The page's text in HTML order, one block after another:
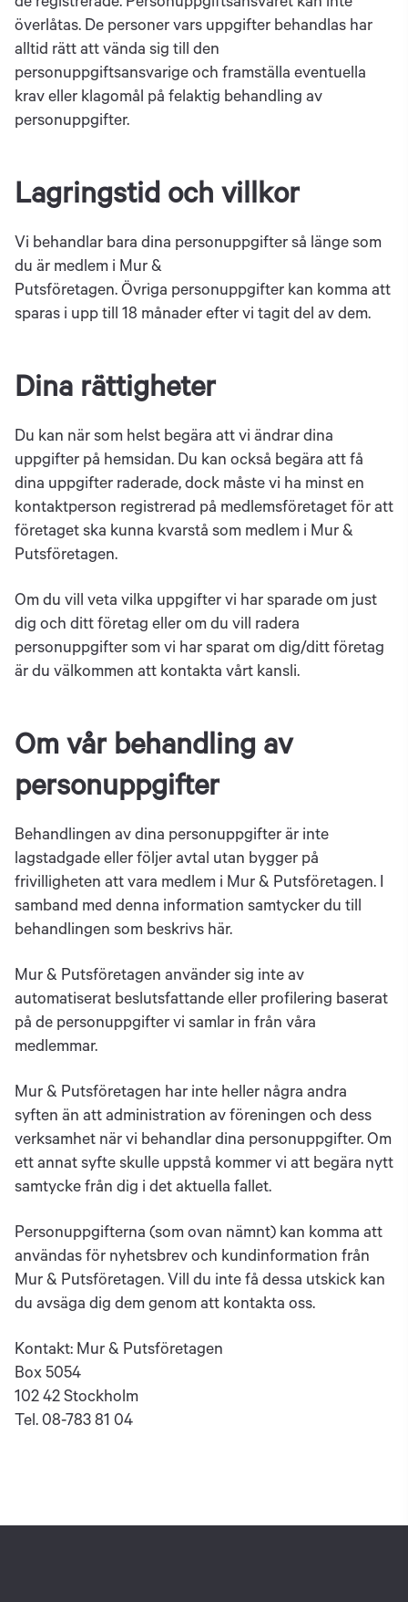
de registrerade. Personuppgiftsansvaret kan inte
överlåtas. De personer vars uppgifter behandlas har
alltid rätt att vända sig till den
personuppgiftsansvarige och framställa eventuella
krav eller klagomål på felaktig behandling av
personuppgifter.
Lagringstid och villkor
Vi behandlar bara dina personuppgifter så länge som
du är medlem i Mur &
Putsföretagen. Övriga personuppgifter kan komma att
sparas i upp till 18 månader efter vi tagit del av dem.
Dina rättigheter
Du kan när som helst begära att vi ändrar dina
uppgifter på hemsidan. Du kan också begära att få
dina uppgifter raderade, dock måste vi ha minst en
kontaktperson registrerad på medlemsföretaget för att
företaget ska kunna kvarstå som medlem i Mur &
Putsföretagen.
Om du vill veta vilka uppgifter vi har sparade om just
dig och ditt företag eller om du vill radera
personuppgifter som vi har sparat om dig/ditt företag
är du välkommen att kontakta vårt kansli.
Om vår behandling av
personuppgifter
Behandlingen av dina personuppgifter är inte
lagstadgade eller följer avtal utan bygger på
frivilligheten att vara medlem i Mur & Putsföretagen. I
samband med denna information samtycker du till
behandlingen som beskrivs här.
Mur & Putsföretagen använder sig inte av
automatiserat beslutsfattande eller profilering baserat
på de personuppgifter vi samlar in från våra
medlemmar.
Mur & Putsföretagen har inte heller några andra
syften än att administration av föreningen och dess
verksamhet när vi behandlar dina personuppgifter. Om
ett annat syfte skulle uppstå kommer vi att begära nytt
samtycke från dig i det aktuella fallet.
Personuppgifterna (som ovan nämnt) kan komma att
användas för nyhetsbrev och kundinformation från
Mur & Putsföretagen. Vill du inte få dessa utskick kan
du avsäga dig dem genom att kontakta oss.
Kontakt: Mur & Putsföretagen
Box 5054
102 42 Stockholm
Tel. 08-783 81 04